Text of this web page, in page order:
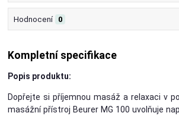
Hodnocení 0
Kompletní specifikace
Popis produktu:
Dopřejte si příjemnou masáž a relaxaci v
masážní přístroj Beurer MG 100 uvolňuje